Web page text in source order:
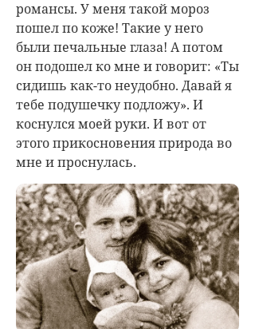
романсы. У меня такой мороз
пошел по коже! Такие у него
были печальные глаза! А потом
он подошел ко мне и говорит: «Ты
сидишь как-то неудобно. Давай я
тебе подушечку подложу». И
коснулся моей руки. И вот от
этого прикосновения природа во
мне и проснулась.